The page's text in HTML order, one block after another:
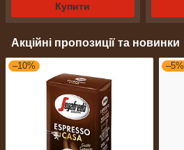
Купити
Акційні пропозиції та новинки
–10% –5%